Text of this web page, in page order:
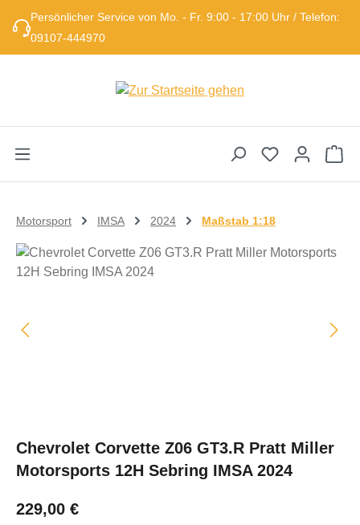
Zum Hauptinhalt springen
Persönlicher Service von Mo. - Fr. 9:00 - 17:00 Uhr / Telefon:
09107-444970
Motorsport IMSA 2024 Maßstab 1:18
Bildergalerie überspringen
Chevrolet Corvette Z06 GT3.R Pratt Miller
Motorsports 12H Sebring IMSA 2024
229,00 €